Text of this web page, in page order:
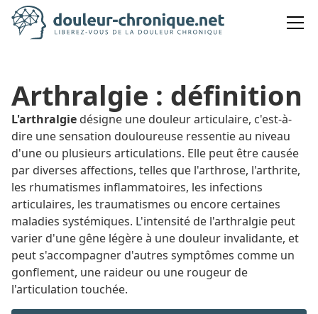
Arthralgie : définition
L'arthralgie désigne une douleur articulaire, c'est-à-
dire une sensation douloureuse ressentie au niveau
d'une ou plusieurs articulations. Elle peut être causée
par diverses affections, telles que l'arthrose, l'arthrite,
les rhumatismes inflammatoires, les infections
articulaires, les traumatismes ou encore certaines
maladies systémiques. L'intensité de l'arthralgie peut
varier d'une gêne légère à une douleur invalidante, et
peut s'accompagner d'autres symptômes comme un
gonflement, une raideur ou une rougeur de
l'articulation touchée.